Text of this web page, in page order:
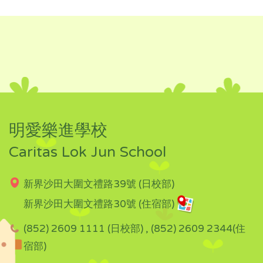
明愛樂進學校
Caritas Lok Jun School
新界沙田大圍文禮路39號 (日校部)
新界沙田大圍文禮路30號 (住宿部)
(852) 2609 1111 (日校部) , (852) 2609 2344(住
宿部)